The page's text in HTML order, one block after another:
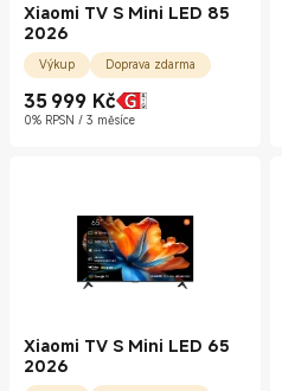
Xiaomi TV S Mini LED 85
2026
Výkup Doprava zdarma
35 999 Kč
Current Price Kč35999.00
0% RPSN / 3 měsíce
Xiaomi TV S Mini LED 65
2026